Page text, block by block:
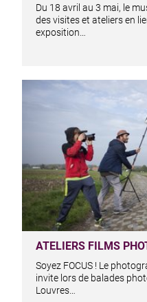
Du 18 avril au 3 mai, le
des visites et ateliers en
exposition…
ATELIERS FILMS
Soyez FOCUS ! Le
invite lors de balades
Louvres…